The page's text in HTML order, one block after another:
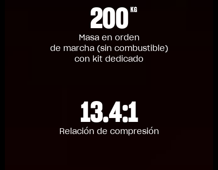
200 KG
Masa en orden
de marcha (sin combustible)
con kit dedicado
13.4:1
Relación de compresión